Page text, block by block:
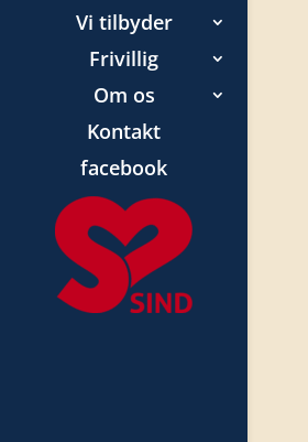
Vi tilbyder
Frivillig
Om os
Kontakt
facebook